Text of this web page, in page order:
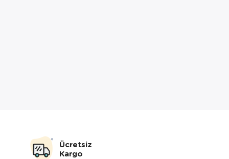
Ücretsiz
Kargo